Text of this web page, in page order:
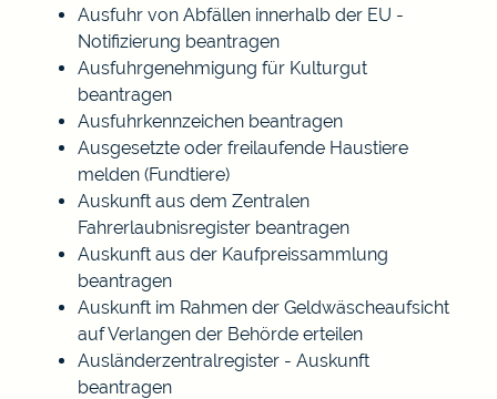
Ausfuhr von Abfällen innerhalb der EU -
Notifizierung beantragen
Ausfuhrgenehmigung für Kulturgut
beantragen
Ausfuhrkennzeichen beantragen
Ausgesetzte oder freilaufende Haustiere
melden (Fundtiere)
Auskunft aus dem Zentralen
Fahrerlaubnisregister beantragen
Auskunft aus der Kaufpreissammlung
beantragen
Auskunft im Rahmen der Geldwäscheaufsicht
auf Verlangen der Behörde erteilen
Ausländerzentralregister - Auskunft
beantragen